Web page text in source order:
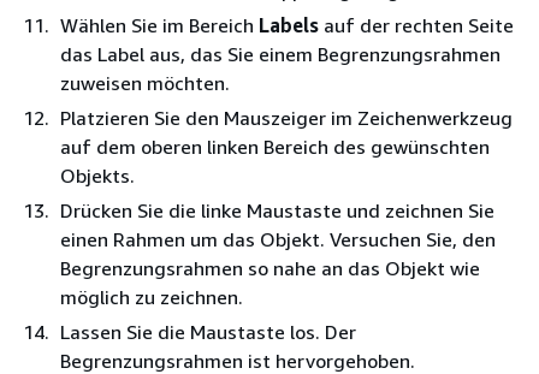
Wählen Sie im Bereich Labels auf der rechten Seite
das Label aus, das Sie einem Begrenzungsrahmen
zuweisen möchten.
Platzieren Sie den Mauszeiger im Zeichenwerkzeug
auf dem oberen linken Bereich des gewünschten
Objekts.
Drücken Sie die linke Maustaste und zeichnen Sie
einen Rahmen um das Objekt. Versuchen Sie, den
Begrenzungsrahmen so nahe an das Objekt wie
möglich zu zeichnen.
Lassen Sie die Maustaste los. Der
Begrenzungsrahmen ist hervorgehoben.